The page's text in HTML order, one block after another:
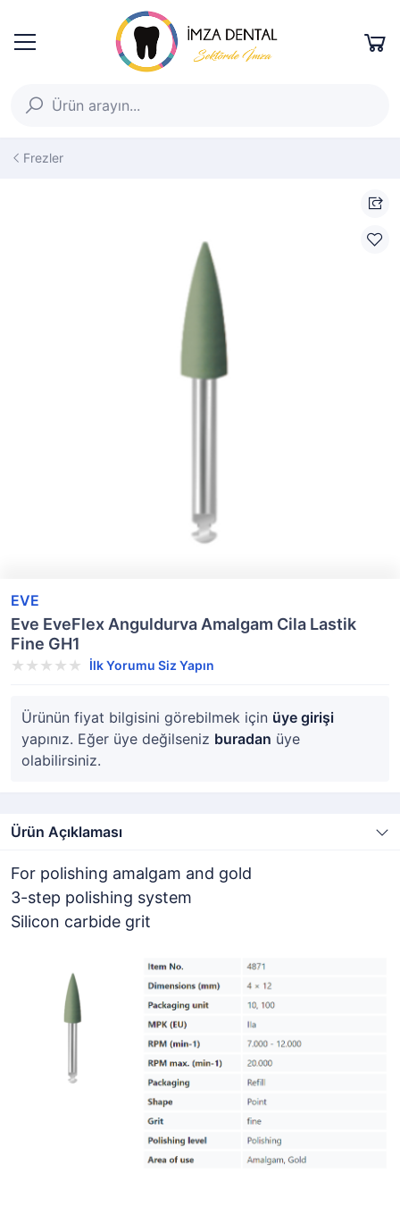
Frezler
EVE
Eve EveFlex Anguldurva Amalgam Cila Lastik
Fine GH1
İlk Yorumu Siz Yapın
Ürünün fiyat bilgisini görebilmek için üye girişi
yapınız. Eğer üye değilseniz buradan üye
olabilirsiniz.
Ürün Açıklaması
For polishing amalgam and gold
3-step polishing system
Silicon carbide grit